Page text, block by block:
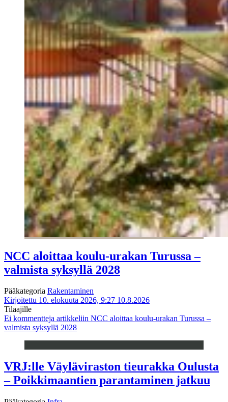
NCC aloittaa koulu-urakan Turussa –
valmista syksyllä 2028
Pääkategoria Rakentaminen
Kirjoitettu 10. elokuuta 2026, 9:27 10.8.2026
Tilaajille
Ei kommentteja artikkeliin NCC aloittaa koulu-urakan Turussa –
valmista syksyllä 2028
VRJ:lle Väyläviraston tieurakka Oulusta
– Poikkimaantien parantaminen jatkuu